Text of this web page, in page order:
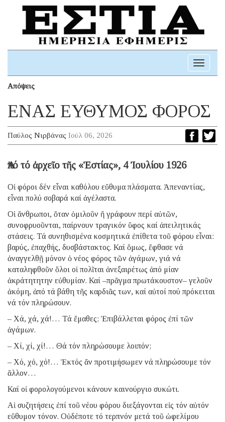
Toggle
Απόψεις
ΕΝΑΣ ΕΥΘΥΜΟΣ ΦΟΡΟΣ
Παύλος Νιρβάνας Ιούλ 06, 2026
Ἀπό τό ἀρχεῖο τῆς «Ἑστίας», 4 Ἰουλίου 1926
Οἱ φόροι δέν εἶναι καθόλου εὔθυμα πλάσματα. Ἀπεναντίας,
εἶναι πολύ σοβαρά καί ἀγέλαστα.
Οἱ ἄνθρωποι, ὅταν ὁμιλοῦν ἤ γράφουν περί αὐτῶν,
συνοφρυοῦνται, παίρνουν τραγικόν ὕφος καί ἀπειλητικάς
στάσεις. Τά συνηθισμένα κοσμητικά ἐπίθετα τοῦ φόρου εἶναι:
βαρύς, ἐπαχθής, δυσβάστακτος. Καί ὅμως, ἔφθασε νά
ἀναγγελθῇ μόνον ὁ νέος φόρος τῶν ἀγάμων, γιά νά
καταληφθοῦν ὅλοι οἱ πολῖται ἀνεξαιρέτως ἀπό μίαν
ἀκράτητητην εὐθυμίαν. Καί –πρᾶγμα πρωτάκουστον– γελοῦν
ἀκόμη, ἀπό τά βάθη τῆς καρδιᾶς των, καί αὐτοί πού πρόκειται
νά τόν πληρώσουν.
– Χά, χά, χά!… Τά ἔμαθες; Ἐπιβάλλεται φόρος ἐπί τῶν
ἀγάμων.
– Χί, χί, χί!… Θά τόν πληρώσουμε λοιπόν;
– Χό, χό, χό!… Ἐκτός ἄν προτιμήσωμεν νά πληρώσουμε τόν
ἄλλον…
Καί οἱ φορολογούμενοι κάνουν καινούργιο συκώτι.
Αἱ συζητήσεις ἐπί τοῦ νέου φόρου διεξάγονται εἰς τόν αὐτόν
εὔθυμον τόνον. Οὐδέποτε τό τερπνόν μετά τοῦ ὠφελίμου